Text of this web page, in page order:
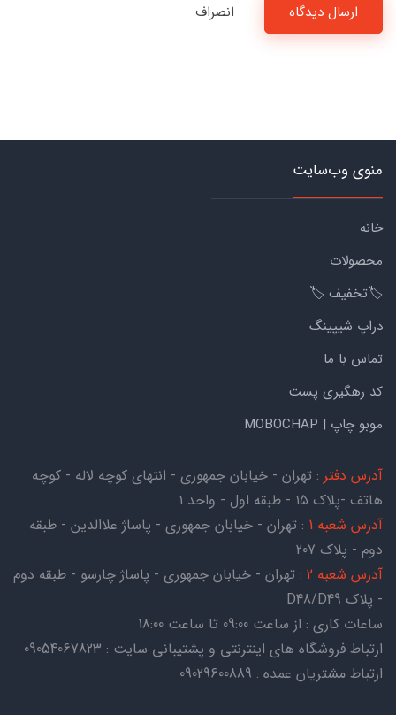
ارسال دیدگاه انصراف
منوی وب‌سایت
خانه
محصولات
🏷️تخفیف 🏷️
دراپ شیپینگ
تماس با ما
کد رهگیری پست
موبو چاپ | MOBOCHAP
آدرس دفتر : تهران - خیابان جمهوری - انتهای کوچه لاله - کوچه
هاتف -پلاک ۱۵ - طبقه اول - واحد ۱
آدرس شعبه 1
: تهران - خیابان جمهوری - پاساژ علاالدین - طبقه
دوم - پلاک 207
آدرس شعبه 2
: تهران - خیابان جمهوری - پاساژ چارسو - طبقه دوم
- پلاک D48/D49
ساعات کاری : از ساعت 09:00 تا ساعت 18:00
ارتباط فروشگاه های اینترنتی و پشتیبانی سایت : 09054067823
ارتباط مشتریان عمده : 09029600889